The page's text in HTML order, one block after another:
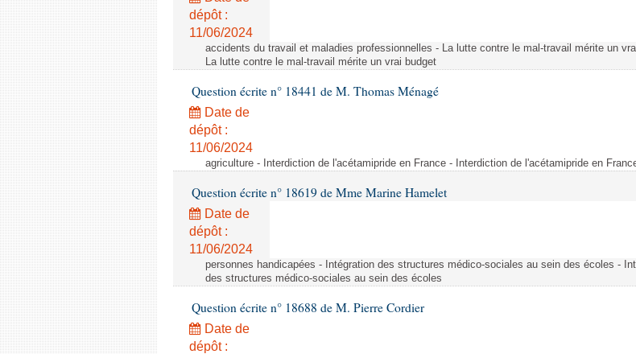
dépôt :
11/06/2024
accidents du travail et maladies professionnelles - La lutte contre le mal-travail mérite un
La lutte contre le mal-travail mérite un vrai budget
Question écrite n° 18441 de M. Thomas Ménagé
Date de
dépôt :
11/06/2024
agriculture - Interdiction de l'acétamipride en France - Interdiction de l'acétamipride en
Question écrite n° 18619 de Mme Marine Hamelet
Date de
dépôt :
11/06/2024
personnes handicapées - Intégration des structures médico-sociales au sein des écoles -
des structures médico-sociales au sein des écoles
Question écrite n° 18688 de M. Pierre Cordier
Date de
dépôt :